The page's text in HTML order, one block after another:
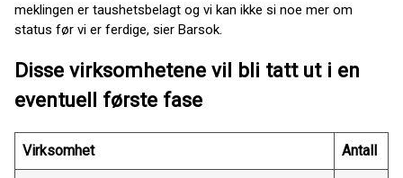
meklingen er taushetsbelagt og vi kan ikke si noe mer om
status før vi er ferdige, sier Barsok.
Disse virksomhetene vil bli tatt ut i en
eventuell første fase
Virksomhet Antall